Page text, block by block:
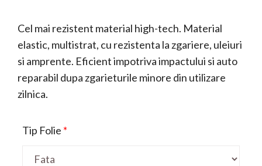
Cel mai rezistent material high-tech. Material
elastic, multistrat, cu rezistenta la zgariere, uleiuri
si amprente. Eficient impotriva impactului si auto
reparabil dupa zgarieturile minore din utilizare
zilnica.
Tip Folie *